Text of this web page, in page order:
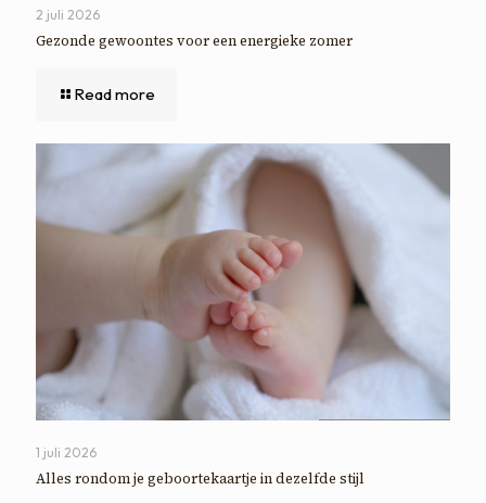
2 juli 2026
Gezonde gewoontes voor een energieke zomer
Read more
1 juli 2026
Alles rondom je geboortekaartje in dezelfde stijl